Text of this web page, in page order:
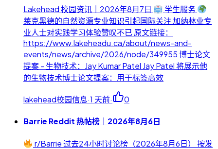
Lakehead 校园资讯｜2026年8月7日
学生服务
莱克黑德的自然资源专业知识引起国际关注 加纳林业专
业人士对实践学习体验赞叹不已 原文链接：
https://www.lakeheadu.ca/about/news-and-
events/news/archive/2026/node/349955 博士论文
提案 - 生物技术：Jay Kumar Patel Jay Patel 将展示他
的生物技术博士论文提案：用于标签高效
lakehead校园信息·1 天前· 0
Barrie Reddit 热帖榜｜2026年8月6日
r/Barrie 过去24小时讨论榜（2026年8月6日） 按发